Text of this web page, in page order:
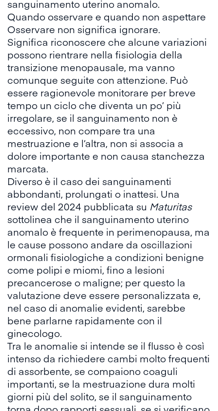
sanguinamento uterino anomalo.
Quando osservare e quando non aspettare
Osservare non significa ignorare.
Significa riconoscere che alcune variazioni
possono rientrare nella fisiologia della
transizione menopausale, ma vanno
comunque seguite con attenzione. Può
essere ragionevole monitorare per breve
tempo un ciclo che diventa un po’ più
irregolare, se il sanguinamento non è
eccessivo, non compare tra una
mestruazione e l’altra, non si associa a
dolore importante e non causa stanchezza
marcata.
Diverso è il caso dei sanguinamenti
abbondanti, prolungati o inattesi. Una
review del 2024 pubblicata su Maturitas
sottolinea che il sanguinamento uterino
anomalo è frequente in perimenopausa, ma
le cause possono andare da oscillazioni
ormonali fisiologiche a condizioni benigne
come polipi e miomi, fino a lesioni
precancerose o maligne; per questo la
valutazione deve essere personalizzata e,
nel caso di anomalie evidenti, sarebbe
bene parlarne rapidamente con il
ginecologo.
Tra le anomalie si intende se il flusso è così
intenso da richiedere cambi molto frequenti
di assorbente, se compaiono coaguli
importanti, se la mestruazione dura molti
giorni più del solito, se il sanguinamento